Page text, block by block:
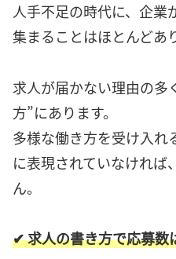
人手不足の時代に、企業
集まることはほとんどあ
求人が届かない理由の多
方”にあります。
多様な働き方を受け入れ
に表現されていなければ
ん。
✔ 求人の書き方で応募数